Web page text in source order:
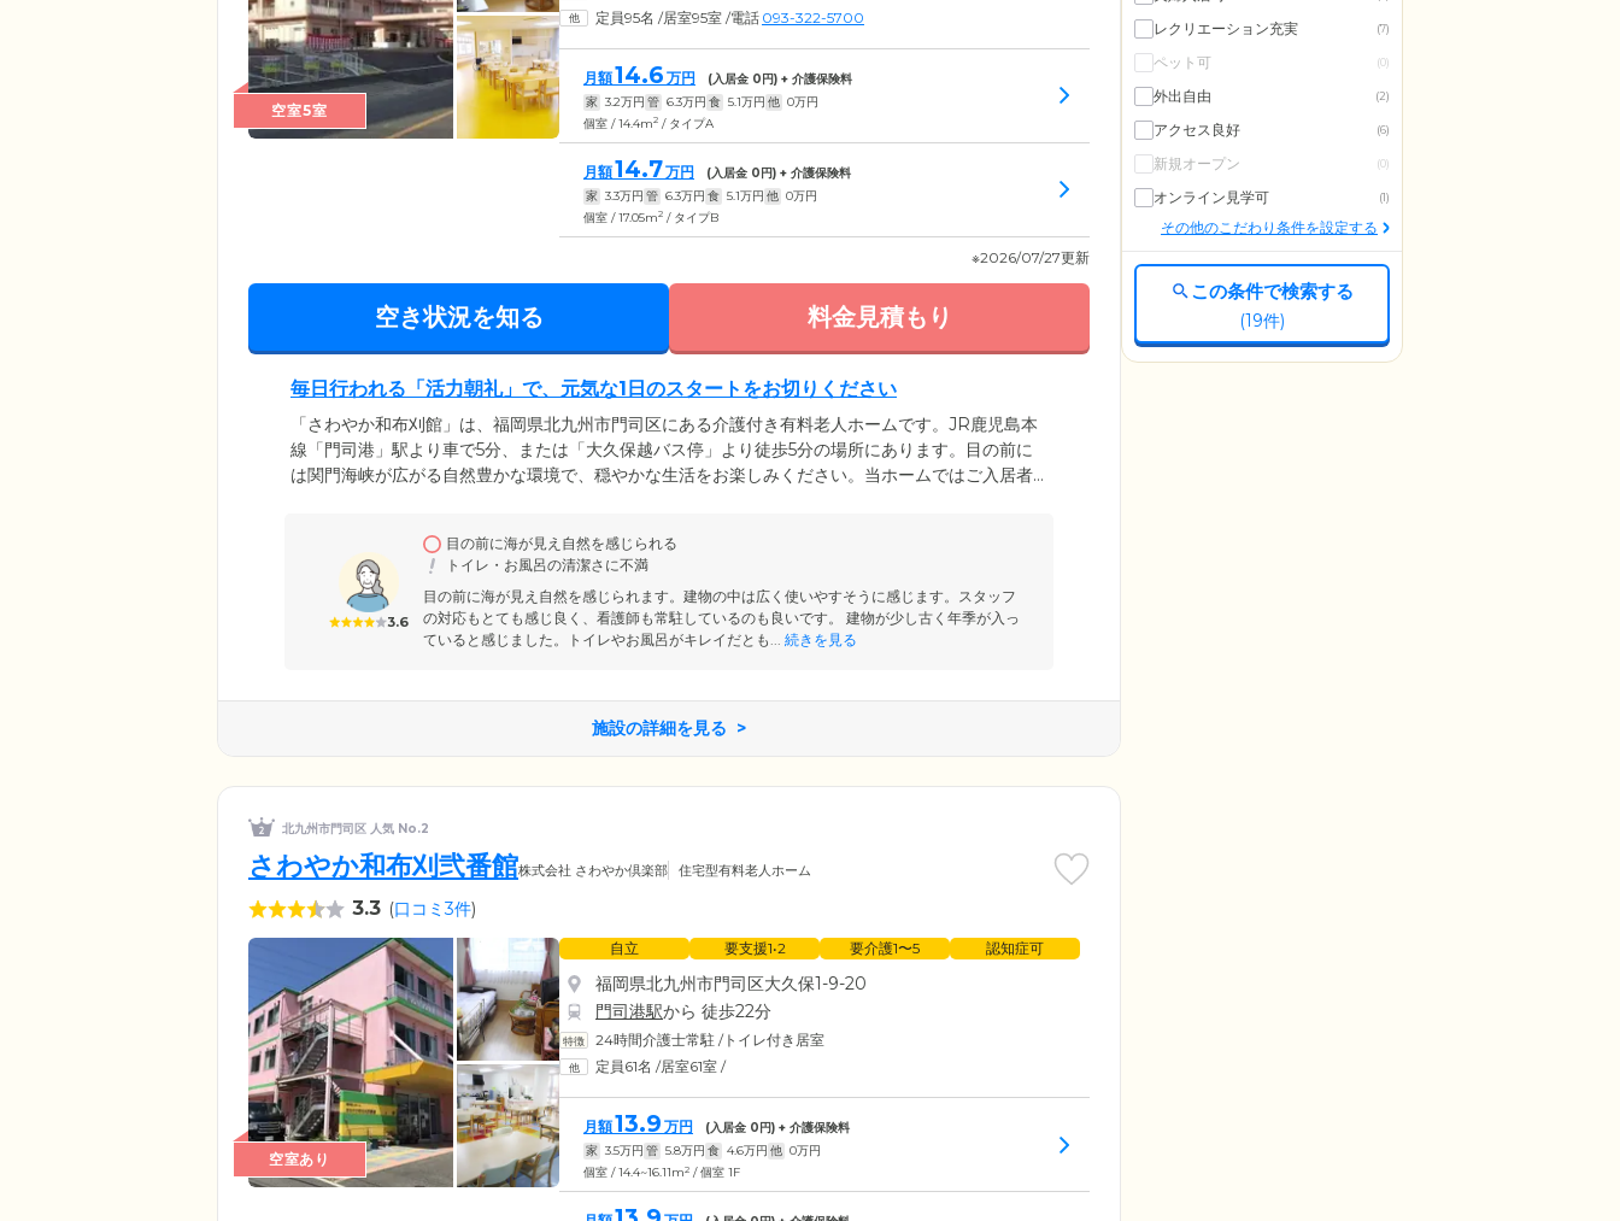
空室5室
定員95名 /居室95室 /電話 093-322-5700
月額14.6 万円 (入居金 0円) + 介護保険料
家 3.2万円 管 6.3万円 食 5.1万円 他 0万円
個室 / 14.4m2 / タイプA
月額14.7万円 (入居金 0円) + 介護保険料
家 3.3万円 管 6.3万円 食 5.1万円 他 0万円
個室 / 17.05m2 / タイプB
※2026/07/27更新
空き状況を知る 料金見積もり
毎日行われる「活力朝礼」で、元気な1日のスタートをお切りください
「さわやか和布刈館」は、福岡県北九州市門司区にある介護付き有料老人ホームです。JR鹿児島本
線「門司港」駅より車で5分、または「大久保越バス停」より徒歩5分の場所にあります。目の前に
は関門海峡が広がる自然豊かな環境で、穏やかな生活をお楽しみください。当ホームではご入居者
居者様に読み上げていただいております。「活力朝礼」で、ぜひ元気な1日のスタートをお切りくだ
3.6
目の前に海が見え自然を感じられる
トイレ・お風呂の清潔さに不満
目の前に海が見え自然を感じられます。建物の中は広く使いやすそうに感じます。スタッフ
の対応もとても感じ良く、看護師も常駐しているのも良いです。 建物が少し古く年季が入っ
ていると感じました。トイレやお風呂がキレイだとも...
続きを見る
施設の詳細を見る
北九州市門司区 人気 No.2
さわやか和布刈弐番館株式会社 さわやか倶楽部 住宅型有料老人ホーム
3.3 (口コミ3件)
空室あり
自立 要支援1•2 要介護1〜5 認知症可
福岡県北九州市門司区大久保1-9-20
門司港駅から 徒歩22分
24時間介護士常駐 /トイレ付き居室
定員61名 /居室61室 /
月額13.9 万円 (入居金 0 円) + 介護保険料
家 3.5万円 管 5.8万円 食 4.6万円 他 0万円
個室 / 14.4~16.11m2 / 個室 1F
レクリエーション充実 (7)
ペット可 (0)
外出自由 (2)
アクセス良好 (6)
新規オープン (0)
オンライン見学可 (1)
その他のこだわり条件を設定する
この条件で検索する
(19件)